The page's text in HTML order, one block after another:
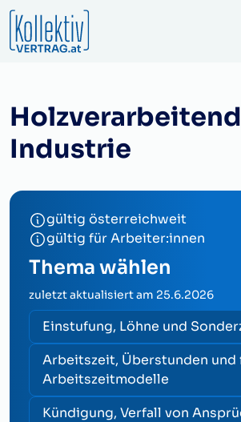
Industrie
gültig österreichweit
gültig für Arbeiter:innen
Thema wählen
zuletzt aktualisiert am 25.6.2026
Einstufung, Löhne und
Arbeitszeit, Überstunden und
Arbeitszeitmodelle
Kündigung, Verfall von